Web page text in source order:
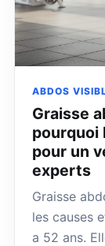
ABDOS
Graisse
pourquoi
pour un
experts
Graisse
les causes
a 52 ans.